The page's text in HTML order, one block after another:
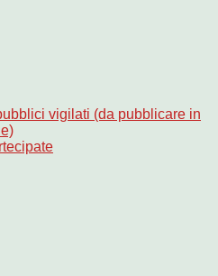
vigilati (da pubblicare in